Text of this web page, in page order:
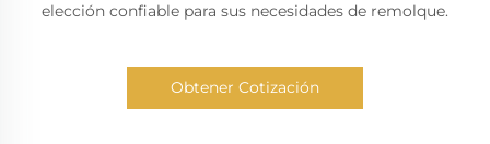
elección confiable para sus necesidades de remolque.
Obtener Cotización